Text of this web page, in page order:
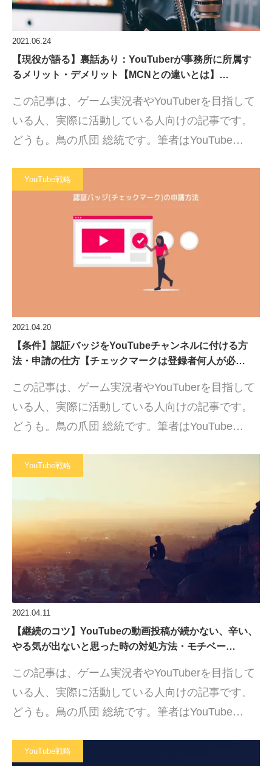
2021.06.24
【現役が語る】裏話あり：YouTuberが事務所に所属す
るメリット・デメリット【MCNとの違いとは】…
この記事は、ゲーム実況者やYouTuberを目指して
いる人、実際に活動している人向けの記事です。
どうも。鳥の爪団 総統です。筆者はYouTube…
YouTube戦略
2021.04.20
【条件】認証バッジをYouTubeチャンネルに付ける方
法・申請の仕方【チェックマークは登録者何人が必…
この記事は、ゲーム実況者やYouTuberを目指して
いる人、実際に活動している人向けの記事です。
どうも。鳥の爪団 総統です。筆者はYouTube…
YouTube戦略
2021.04.11
【継続のコツ】YouTubeの動画投稿が続かない、辛い、
やる気が出ないと思った時の対処方法・モチベー…
この記事は、ゲーム実況者やYouTuberを目指して
いる人、実際に活動している人向けの記事です。
どうも。鳥の爪団 総統です。筆者はYouTube…
YouTube戦略